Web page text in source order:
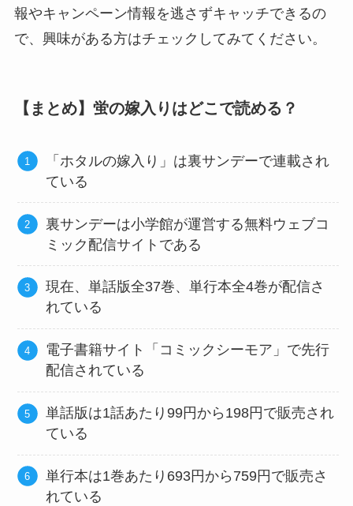
報やキャンペーン情報を逃さずキャッチできるの
で、興味がある方はチェックしてみてください。
【まとめ】蛍の嫁入りはどこで読める？
「ホタルの嫁入り」は裏サンデーで連載され
ている
裏サンデーは小学館が運営する無料ウェブコ
ミック配信サイトである
現在、単話版全37巻、単行本全4巻が配信さ
れている
電子書籍サイト「コミックシーモア」で先行
配信されている
単話版は1話あたり99円から198円で販売され
ている
単行本は1巻あたり693円から759円で販売さ
れている